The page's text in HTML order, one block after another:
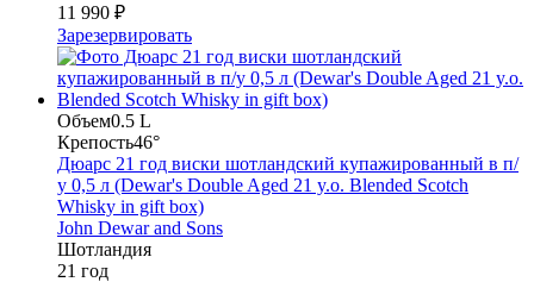
11 990 ₽
Зарезервировать
Объем0.5 L
Крепость46°
Дюарс 21 год виски шотландский купажированный в п/
у 0,5 л (Dewar's Double Aged 21 y.o. Blended Scotch
Whisky in gift box)
John Dewar and Sons
Шотландия
21 год